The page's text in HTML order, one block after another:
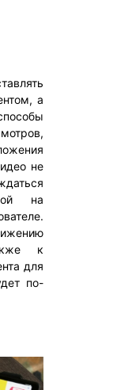
а
не
на
к
для
по-